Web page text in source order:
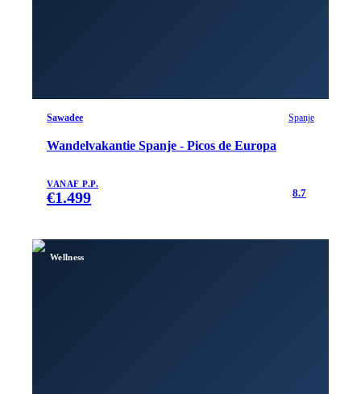
Sawadee Spanje
Wandelvakantie Spanje - Picos de Europa
VANAF P.P.
€1.499 8.7
Wellness